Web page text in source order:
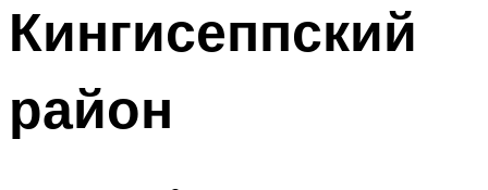
Кингисеппский
район